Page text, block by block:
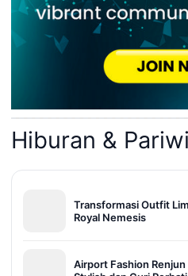
Hiburan &
Transformasi Outfit
Royal Nemesis
Airport Fashion